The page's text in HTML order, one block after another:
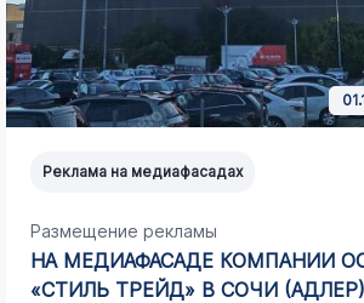
Реклама на медиафасадах
Размещение рекламы
НА МЕДИАФАСАДЕ КОМПАНИИ
«СТИЛЬ ТРЕЙД» В СОЧИ (АДЛЕР)